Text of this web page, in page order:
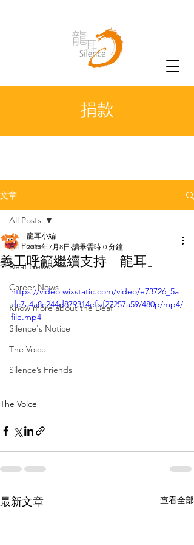
捐款
文章
All Posts
Deaf News
Career News
Know more about the Deaf
Silence's Notice
The Voice
Silence’s Friends
All Posts
義工呼籲繼續支持「龍耳」
龍耳小編
2023年7月8日 讀畢需時 0 分鐘
https://video.wixstatic.com/video/e73726_5a
dc7a4a8c244d879314efbf27257a59/480p/mp4/
file.mp4
The Voice
最新文章 查看全部